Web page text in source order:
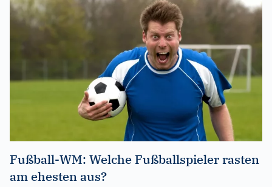
Fußball-WM: Welche Fußballspieler rasten
am ehesten aus?